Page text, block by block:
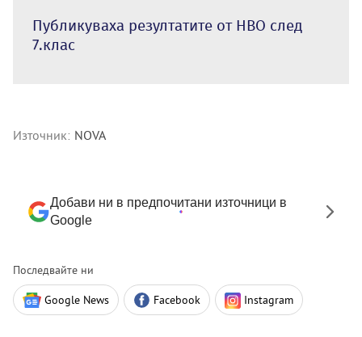
Публикуваха резултатите от НВО след
7.клас
Източник: NOVA
Добави ни в предпочитани източници в
Google
Последвайте ни
Google News Facebook Instagram